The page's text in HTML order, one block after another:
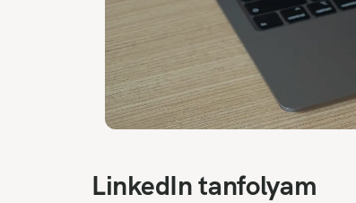
LinkedIn tanfolyam